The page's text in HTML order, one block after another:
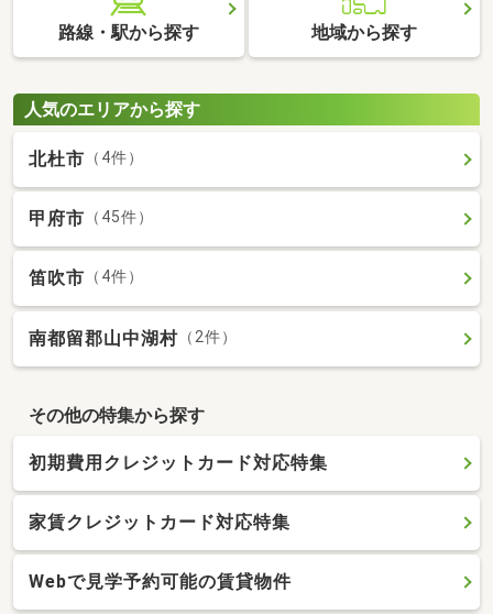
路線・駅から探す 地域から探す
人気のエリアから探す
北杜市 （4件）
甲府市 （45件）
笛吹市 （4件）
南都留郡山中湖村 （2件）
その他の特集から探す
初期費用クレジットカード対応特集
家賃クレジットカード対応特集
Webで見学予約可能の賃貸物件